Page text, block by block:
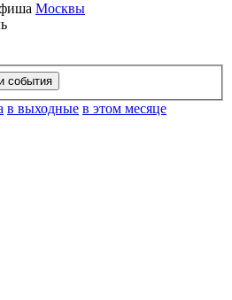
Москвы
в выходные в этом месяце